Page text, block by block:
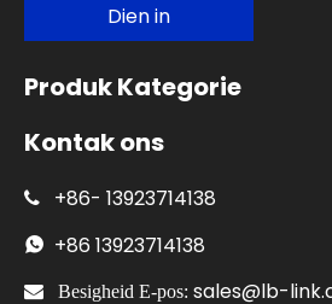
Dien in
Produk Kategorie
Kontak ons
 +86- 13923714138
 +86 13923714138
 Besigheid E-pos: sales@lb-